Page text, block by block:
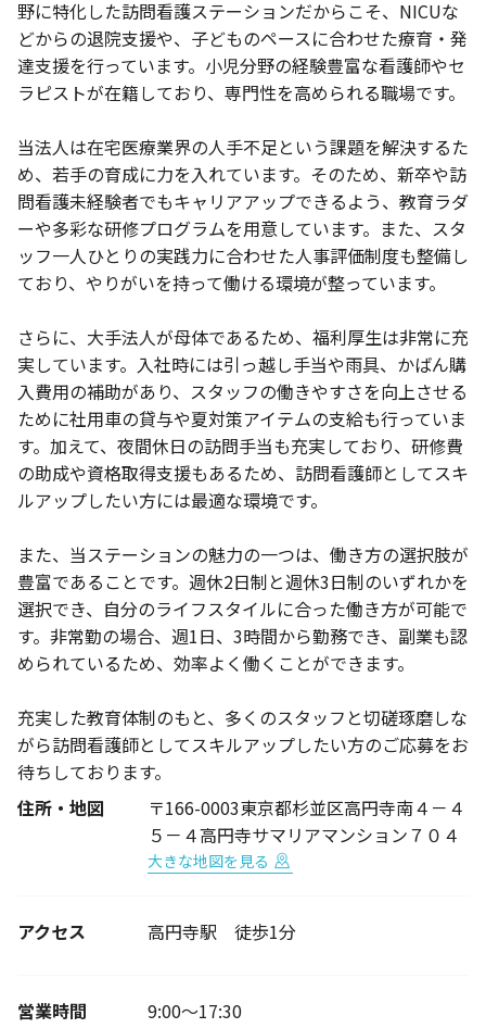
野に特化した訪問看護ステーションだからこそ、NICUな
どからの退院支援や、子どものペースに合わせた療育・発
達支援を行っています。小児分野の経験豊富な看護師やセ
ラピストが在籍しており、専門性を高められる職場です。
当法人は在宅医療業界の人手不足という課題を解決するた
め、若手の育成に力を入れています。そのため、新卒や訪
問看護未経験者でもキャリアアップできるよう、教育ラダ
ーや多彩な研修プログラムを用意しています。また、スタ
ッフ一人ひとりの実践力に合わせた人事評価制度も整備し
ており、やりがいを持って働ける環境が整っています。
さらに、大手法人が母体であるため、福利厚生は非常に充
実しています。入社時には引っ越し手当や雨具、かばん購
入費用の補助があり、スタッフの働きやすさを向上させる
ために社用車の貸与や夏対策アイテムの支給も行っていま
す。加えて、夜間休日の訪問手当も充実しており、研修費
の助成や資格取得支援もあるため、訪問看護師としてスキ
ルアップしたい方には最適な環境です。
また、当ステーションの魅力の一つは、働き方の選択肢が
豊富であることです。週休2日制と週休3日制のいずれかを
選択でき、自分のライフスタイルに合った働き方が可能で
す。非常勤の場合、週1日、3時間から勤務でき、副業も認
められているため、効率よく働くことができます。
充実した教育体制のもと、多くのスタッフと切磋琢磨しな
がら訪問看護師としてスキルアップしたい方のご応募をお
待ちしております。
住所・地図
〒166-0003東京都杉並区高円寺南４－４
５－４高円寺サマリアマンション７０４
大きな地図を見る
アクセス 高円寺駅 徒歩1分
営業時間 9:00～17:30